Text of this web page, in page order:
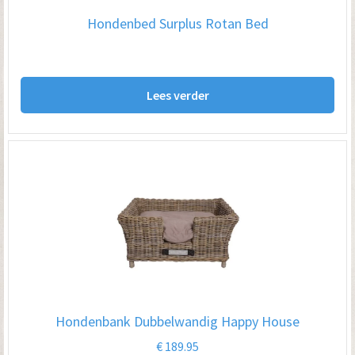
Hondenbed Surplus Rotan Bed
Lees verder
Hondenbank Dubbelwandig Happy House
€ 189.95